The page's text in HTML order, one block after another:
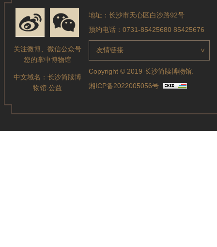
关注微博、微信公众号
您的掌中博物馆
中文域名： 长沙简牍博
物馆.公益
地址：长沙市天心区白沙路92号
预约电话：0731-85425680 85425676
友情链接 >
Copyright © 2019 长沙简牍博物馆.
湘ICP备2022005056号